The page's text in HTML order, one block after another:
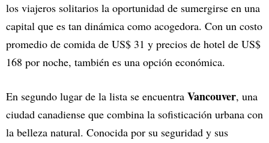
los viajeros solitarios la oportunidad de sumergirse en una
capital que es tan dinámica como acogedora. Con un costo
promedio de comida de US$ 31 y precios de hotel de US$
168 por noche, también es una opción económica.
En segundo lugar de la lista se encuentra Vancouver, una
ciudad canadiense que combina la sofisticación urbana con
la belleza natural. Conocida por su seguridad y sus